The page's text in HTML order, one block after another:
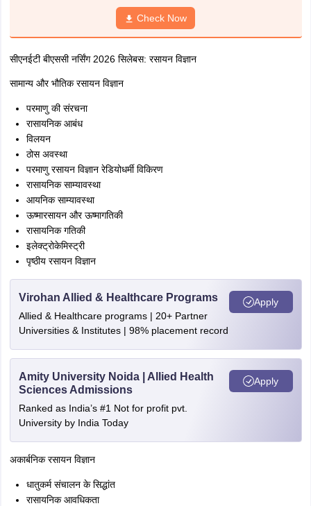
Check Now
सीएनईटी बीएससी नर्सिंग 2026 सिलेबस: रसायन विज्ञान
सामान्य और भौतिक रसायन विज्ञान
परमाणु की संरचना
रासायनिक आबंध
विलयन
ठोस अवस्था
परमाणु रसायन विज्ञान रेडियोधर्मी विकिरण
रासायनिक साम्यावस्था
आयनिक साम्यावस्था
ऊष्मारसायन और ऊष्मागतिकी
रासायनिक गतिकी
इलेक्ट्रोकेमिस्ट्री
पृष्ठीय रसायन विज्ञान
Virohan Allied & Healthcare Programs
Allied & Healthcare programs | 20+ Partner
Universities & Institutes | 98% placement record
Apply
Amity University Noida | Allied Health
Sciences Admissions
Ranked as India’s #1 Not for profit pvt.
University by India Today
Apply
अकार्बनिक रसायन विज्ञान
धातुकर्म संचालन के सिद्धांत
रासायनिक आवधिकता